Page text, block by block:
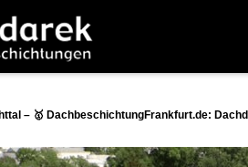
– 🥇 DachbeschichtungFrankfurt.de: